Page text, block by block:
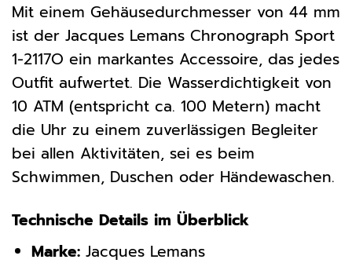
Mit einem Gehäusedurchmesser von 44 mm
ist der Jacques Lemans Chronograph Sport
1-2117O ein markantes Accessoire, das jedes
Outfit aufwertet. Die Wasserdichtigkeit von
10 ATM (entspricht ca. 100 Metern) macht
die Uhr zu einem zuverlässigen Begleiter
bei allen Aktivitäten, sei es beim
Schwimmen, Duschen oder Händewaschen.
Technische Details im Überblick
Marke:Jacques Lemans